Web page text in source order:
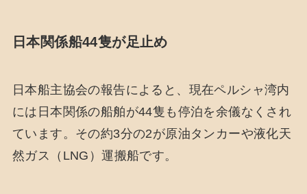
日本関係船44隻が足止め
日本船主協会の報告によると、現在ペルシャ湾内
には日本関係の船舶が44隻も停泊を余儀なくされ
ています。その約3分の2が原油タンカーや液化天
然ガス（LNG）運搬船です。